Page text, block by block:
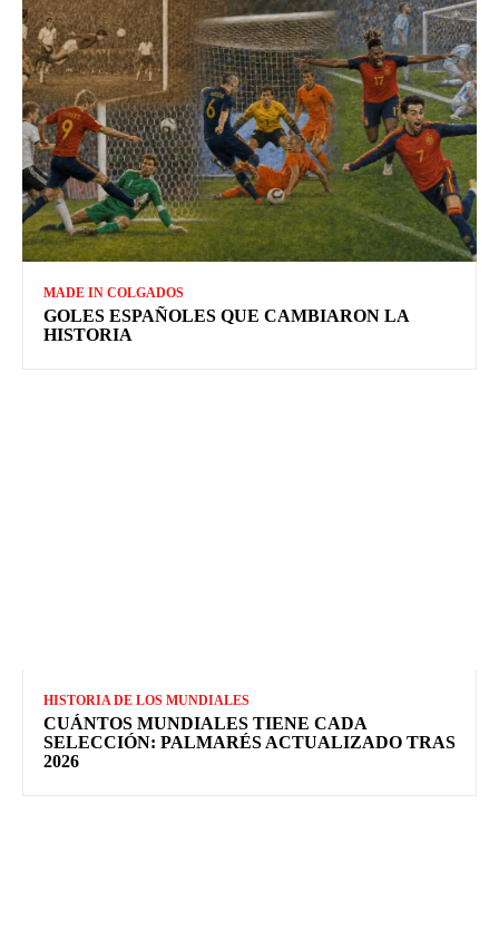
MADE IN COLGADOS
GOLES ESPAÑOLES QUE CAMBIARON LA
HISTORIA
HISTORIA DE LOS MUNDIALES
CUÁNTOS MUNDIALES TIENE CADA
SELECCIÓN: PALMARÉS ACTUALIZADO TRAS
2026